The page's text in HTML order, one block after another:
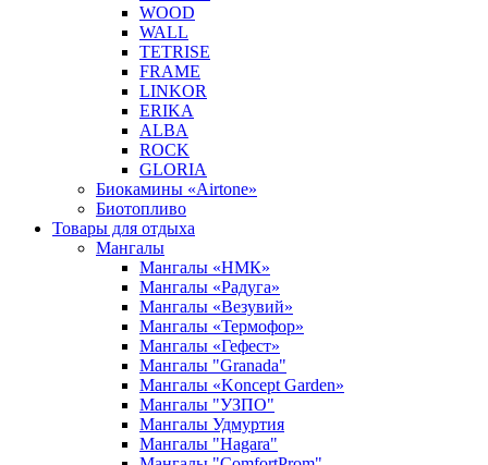
WOOD
WALL
TETRISE
FRAME
LINKOR
ERIKA
ALBA
ROCK
GLORIA
Биокамины «Airtone»
Биотопливо
Товары для отдыха
Мангалы
Мангалы «НМК»
Мангалы «Радуга»
Мангалы «Везувий»
Мангалы «Термофор»
Мангалы «Гефест»
Мангалы "Granada"
Мангалы «Koncept Garden»
Мангалы "УЗПО"
Мангалы Удмуртия
Мангалы "Hagara"